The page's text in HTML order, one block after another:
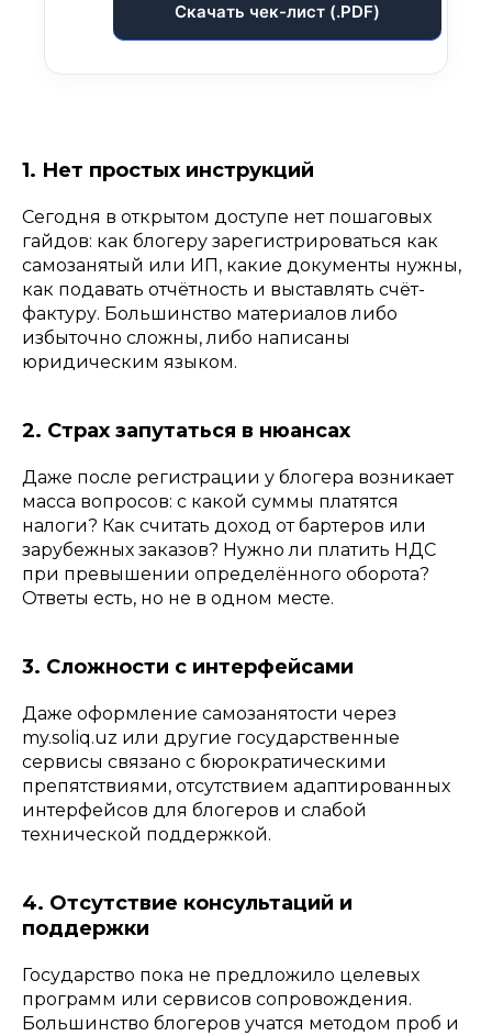
Скачать чек-лист (.PDF)
1. Нет простых инструкций
Сегодня в открытом доступе нет пошаговых
гайдов: как блогеру зарегистрироваться как
самозанятый или ИП, какие документы нужны,
как подавать отчётность и выставлять счёт-
фактуру. Большинство материалов либо
избыточно сложны, либо написаны
юридическим языком.
2. Страх запутаться в нюансах
Даже после регистрации у блогера возникает
масса вопросов: с какой суммы платятся
налоги? Как считать доход от бартеров или
зарубежных заказов? Нужно ли платить НДС
при превышении определённого оборота?
Ответы есть, но не в одном месте.
3. Сложности с интерфейсами
Даже оформление самозанятости через
my.soliq.uz или другие государственные
сервисы связано с бюрократическими
препятствиями, отсутствием адаптированных
интерфейсов для блогеров и слабой
технической поддержкой.
4. Отсутствие консультаций и
поддержки
Государство пока не предложило целевых
программ или сервисов сопровождения.
Большинство блогеров учатся методом проб и